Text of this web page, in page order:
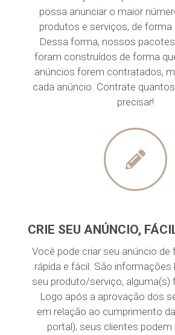
possa anunciar o maior
produtos e serviços, de forma
Dessa forma, nossos
foram construídos de forma
anúncios forem contratados,
cada anúncio. Contrate
precisar!
CRIE SEU ANÚNCIO,
Você pode criar seu anúncio de
rápida e fácil. São informações
seu produto/serviço, alguma(s)
Logo após a aprovação dos
em relação ao cumprimento
portal), seus clientes podem